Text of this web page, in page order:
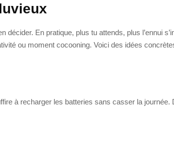
En pratique, plus tu attends, plus l’ennui
ou moment cocooning. Voici des idées
à recharger les batteries sans casser la journée.